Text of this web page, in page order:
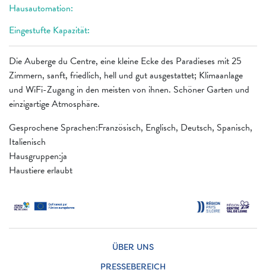
Die Auberge du Centre, eine kleine Ecke des Paradieses mit 25
Zimmern, sanft, friedlich, hell und gut ausgestattet; Klimaanlage
und WiFi-Zugang in den meisten von ihnen. Schöner Garten und
einzigartige Atmosphäre.
Gesprochene Sprachen:Französisch, Englisch, Deutsch, Spanisch,
Italienisch
Hausgruppen:ja
Haustiere erlaubt
Hausautomation:
Eingestufte Kapazität:
ÜBER UNS
PRESSEBEREICH